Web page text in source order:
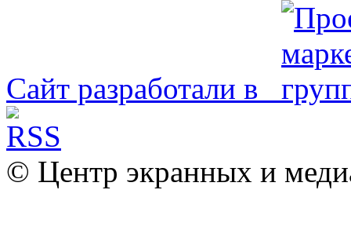
Сайт разработали в
© Центр экранных и